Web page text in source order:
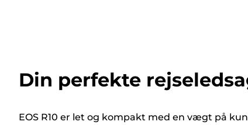
Din perfekte
EOS R10 er let og kompakt med en vægt på